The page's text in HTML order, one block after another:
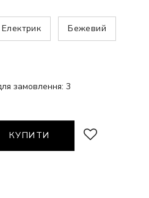
Електрик Бежевий
замовлення: 3
КУПИТИ